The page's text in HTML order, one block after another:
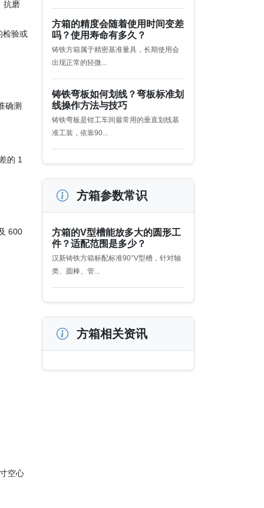
抗磨
检验或
确测
的 1
600
空心
方箱的精度会随着使用时间变差
吗？使用寿命有多久？
铸铁方箱属于精密基准量具，长期使用会
出现正常的轻微...
铸铁弯板如何划线？弯板标准划
线操作方法与技巧
铸铁弯板是钳工车间最常用的垂直划线基
准工装，依靠90...
方箱参数常识
方箱的V型槽能放多大的圆形工
件？适配范围是多少？
汉新铸铁方箱标配标准90°V型槽，针对轴
类、圆棒、管...
方箱相关资讯